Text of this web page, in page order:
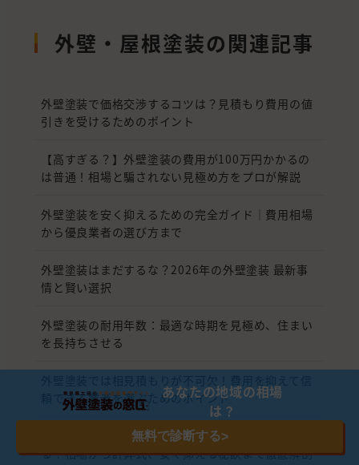
外壁・屋根塗装の関連記事
外壁塗装で価格交渉するコツは？見積もり費用の値
引きを受けるためのポイント
【高すぎる？】外壁塗装の費用が100万円かかるの
は普通！相場と騙されない見極め方をプロが解説
外壁塗装を安く抑えるための完全ガイド｜費用相場
から優良業者の選び方まで
外壁塗装はまだするな？2026年の外壁塗装 最新事
情と賢い選択
外壁塗装の耐用年数：最適な時期を見極め、住まい
を長持ちさせる
頼できる業者を選ぶためのポイント
30坪の一戸建てを一変させる外壁塗装！いくらかか
る？相場から計算式、安く抑える秘訣まで徹底解剖
あなたの地域の相場
は？
無料で診断する>